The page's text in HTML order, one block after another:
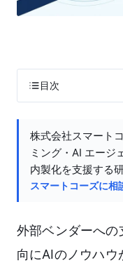
目次
株式会社スマート
ミング・AI エージ
内製化を支援する
スマートコーズに相
外部ベンダーへの
向にAIのノウハウ